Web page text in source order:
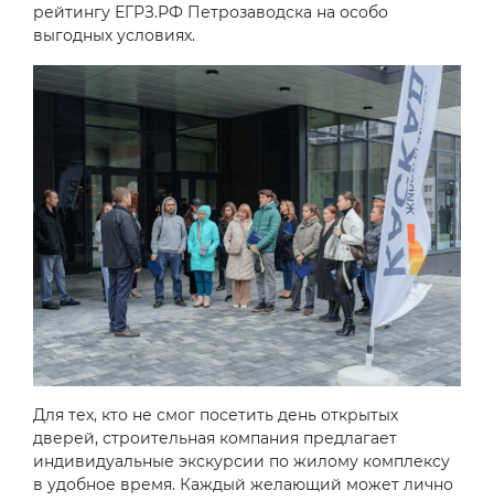
рейтингу ЕГРЗ.РФ Петрозаводска на особо
выгодных условиях.
Для тех, кто не смог посетить день открытых
дверей, строительная компания предлагает
индивидуальные экскурсии по жилому комплексу
в удобное время. Каждый желающий может лично